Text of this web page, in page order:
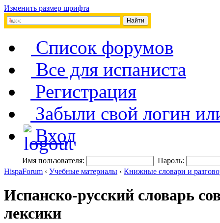
Изменить размер шрифта
Список форумов
Все для испаниста
Регистрация
Забыли свой логин
Вход
Имя пользователя:
Пароль:
HispaForum ‹ Учебные материалы ‹ Книжные словари и
Испанско-русский словарь
лексики